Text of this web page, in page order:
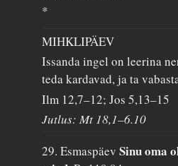
*
MIHKLIPÄEV
Issanda ingel on leerina
teda kardavad, ja ta
Ilm 12,7–12; Jos 5,13–15
Jutlus: Mt 18,1–6.10
29. EsmaspäevSinu oma